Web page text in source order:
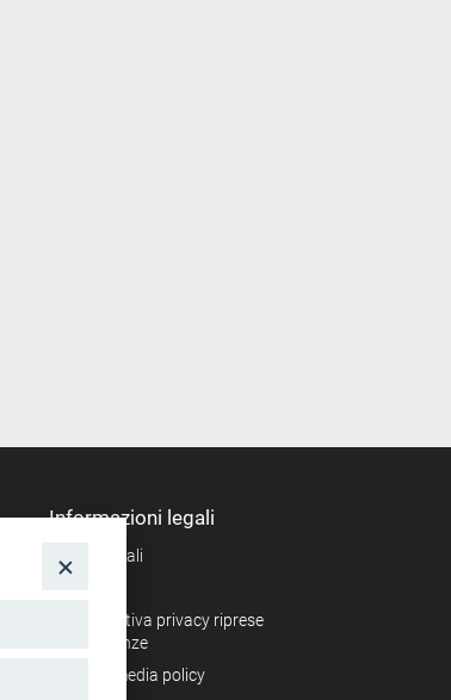
Informazioni legali
Note legali
Informativa privacy riprese
conferenze
Social media policy